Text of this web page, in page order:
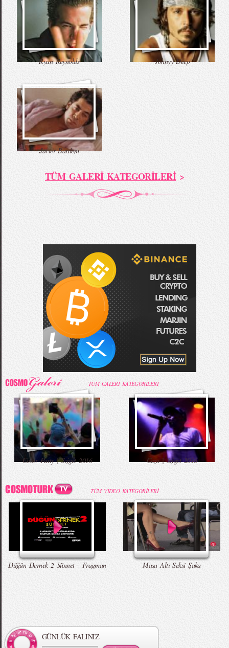
Ryan Reynolds Johnyy Deep
Javier Bardem
TÜM GALERİ KATEGORİLERİ>
TÜM GALERİ KATEGORİLERİ
Color Party | Sziget 2016 Ceza | Sziget 2016
TÜM VIDEO KATEGORİLERİ
Düğün Dernek 2 Sünnet - Fragman Masa Altı Seksi Şaka
GÜNLÜK FALINIZ